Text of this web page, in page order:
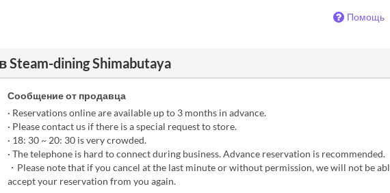
Помощь
Steam-dining Shimabutaya
Сообщение от продавца
· Reservations online are available up to 3 months in advance.
· Please contact us if there is a special request to store.
· 18: 30 ~ 20: 30 is very crowded.
· The telephone is hard to connect during business. Advance reservation is recommended.
・Please note that if you cancel at the last minute or without permission, we will not be
accept your reservation from you again.